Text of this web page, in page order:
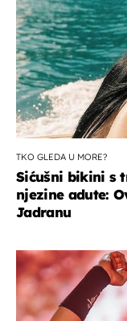
TKO GLEDA U MORE?
Sićušni bikini s
njezine adute:
Jadranu